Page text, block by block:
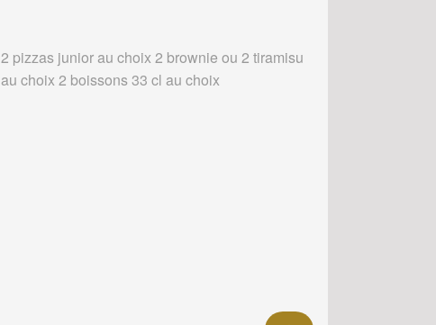
2 pizzas junior au choix 2 brownie ou 2 tiramisu
au choix 2 boissons 33 cl au choix